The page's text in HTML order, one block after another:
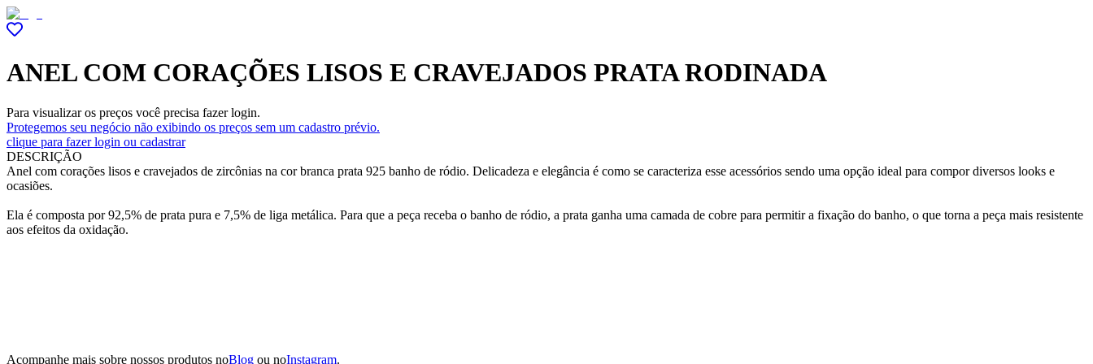
ANEL COM CORAÇÕES LISOS E CRAVEJADOS PRATA RODINADA
Para visualizar os preços você precisa fazer login.
Protegemos seu negócio não exibindo os preços sem um cadastro prévio.
clique para fazer login ou cadastrar
DESCRIÇÃO
Anel com corações lisos e cravejados de zircônias na cor branca prata 925 banho de ródio. Delicadeza e elegância é como se caracteriza esse acessórios sendo uma opção ideal para compor diversos looks e
ocasiões.
Ela é composta por 92,5% de prata pura e 7,5% de liga metálica. Para que a peça receba o banho de ródio, a prata ganha uma camada de cobre para permitir a fixação do banho, o que torna a peça mais resistente
aos efeitos da oxidação.
Acompanhe mais sobre nossos produtos noBlog ou noInstagram.